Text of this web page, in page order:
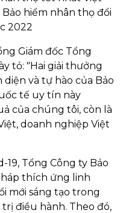
hiểm nhân thọ đổi
2022
Giám đốc Tổng
tỏ: "Hai giải thưởng
và tự hào của Bảo
tế uy tín này
của chúng tôi, còn là
doanh nghiệp Việt
19, Tổng Công ty Bảo
thích ứng linh
mới sáng tạo trong
điều hành. Theo đó,